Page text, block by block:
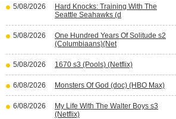
5/08/2026
Hard Knocks: Training With The
Seattle Seahawks (d
5/08/2026
One Hundred Years Of Solitude s2
(Columbiaans)(Net
5/08/2026 1670 s3 (Pools) (Netflix)
6/08/2026 Monsters Of God (doc) (HBO Max)
6/08/2026
My Life With The Walter Boys s3
(Netflix)